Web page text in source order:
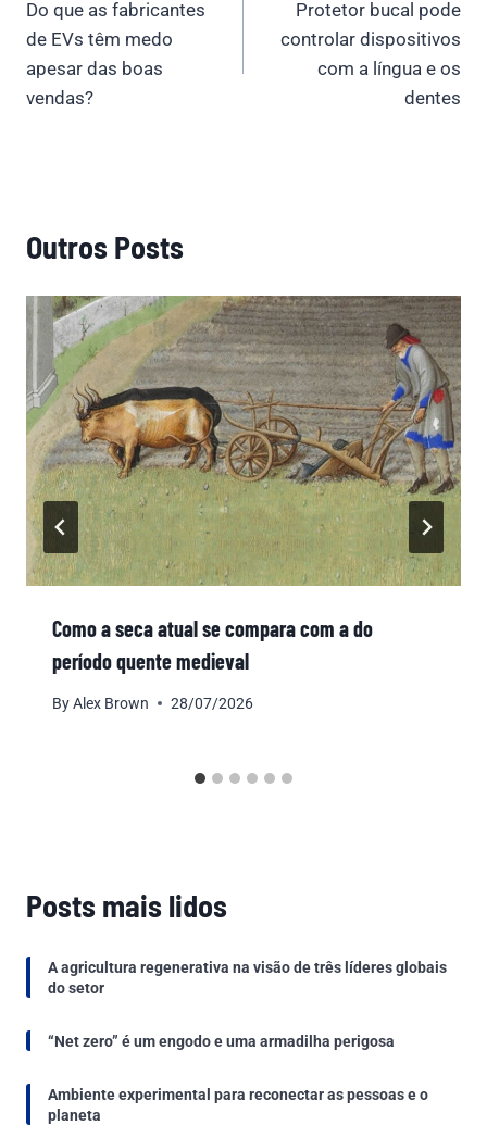
navigation
Do que as fabricantes
de EVs têm medo
apesar das boas
vendas?
Protetor bucal pode
controlar dispositivos
com a língua e os
dentes
Outros Posts
Como a seca atual se compara com a do
período quente medieval
ByAlex Brown 28/07/2026
Posts mais lidos
A agricultura regenerativa na visão de três líderes globais
do setor
“Net zero” é um engodo e uma armadilha perigosa
Ambiente experimental para reconectar as pessoas e o
planeta